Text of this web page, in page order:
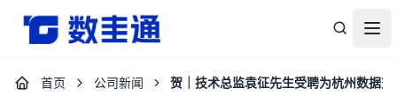
杭州数圭通科技有限公司-让数据安全流动，让数据释放价值
打
首页 公司新闻 贺｜技术总监袁征先生受聘为杭州数据